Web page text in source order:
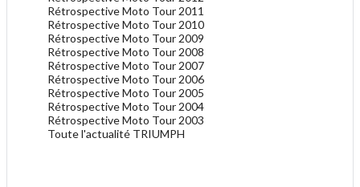
Rétrospective Moto Tour 2011
Rétrospective Moto Tour 2010
Rétrospective Moto Tour 2009
Rétrospective Moto Tour 2008
Rétrospective Moto Tour 2007
Rétrospective Moto Tour 2006
Rétrospective Moto Tour 2005
Rétrospective Moto Tour 2004
Rétrospective Moto Tour 2003
Toute l'actualité TRIUMPH